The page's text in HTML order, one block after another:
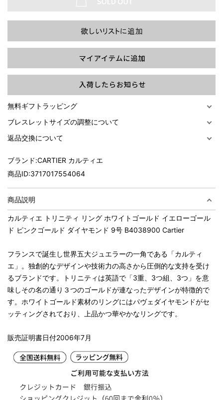
過去の特集をすべて見る>>
無料ギフトラッピング
ブレスレットサイズの調整について
返品交換について
ブランド:CARTIER カルティエ
商品ID:3717017554064
商品説明
カルティエ トリニティ リング ホワイトゴールド イエローゴール
ド ピンクゴールド ダイヤモンド 9号 B4038900 Cartier
フランスで誕生し世界五大ジュエラーの一角である「カルティ
エ」。独創的なデザインや技術力の高さから圧倒的な支持を受け
るブランドです。トリニティは英語で「3重、3つ組、3つ」を意
味しその名の通り３つのゴールドが連なったデザインが特徴的で
す。ホワイトゴールド素材のリングにはパヴェダイヤモンドがセ
ッティングされており、上品かつ華やかなリングです。
販売証明書日付2006年7月